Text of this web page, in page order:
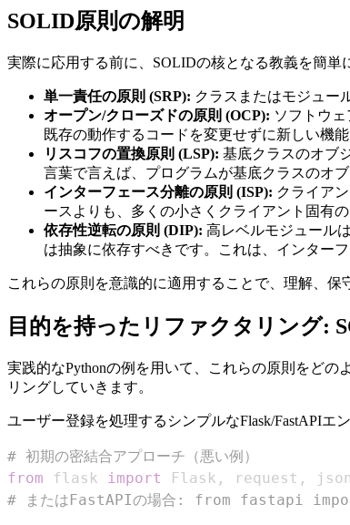
SOLID原則の解明
実際に応用する前に、SOLIDの核となる教義を簡単
単一責任の原則 (SRP): クラスまたはモジュー
オープン/クローズドの原則 (OCP): ソフトウ
既存の動作するコードを変更せずに新しい機
リスコフの置換原則 (LSP): 基底クラスのオブ
言葉で言えば、プログラムが基底クラスのオ
インターフェース分離の原則 (ISP): クライア
ースよりも、多くの小さくクライアント固有
依存性逆転の原則 (DIP): 高レベルモジュール
は抽象に依存すべきです。これは、インター
これらの原則を意識的に適用することで、理解、保
目的を持ったリファクタリング:
実践的なPythonの例を用いて、これらの原則をどの
リングしていきます。
ユーザー登録を処理するシンプルなFlask/FastAPIエ
# 初期の密結合アプローチ（悪い例）
from flask import Flask , request ,
# またはFastAPIの場合: from fastapi